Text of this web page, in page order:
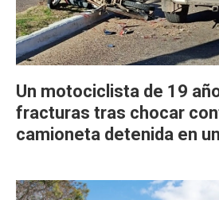
Un motociclista de 19
fracturas tras chocar
camioneta detenida en